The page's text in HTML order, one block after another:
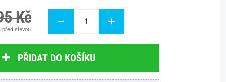
Kč
před slevou
PŘIDAT DO KOŠÍKU